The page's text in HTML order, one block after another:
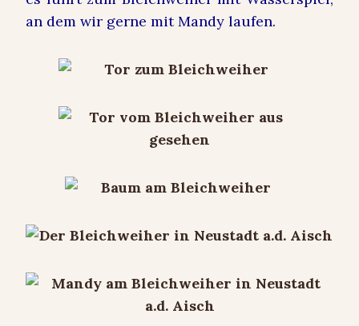
an dem wir gerne mit Mandy laufen.